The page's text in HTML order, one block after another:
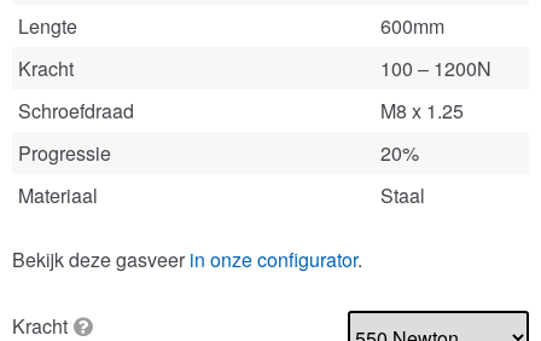
Lengte
600mm
Kracht
100 – 1200N
Schroefdraad
M8 x 1.25
Progressie
20%
Materiaal
Staal
Bekijk deze gasveer in onze configurator.
Kracht